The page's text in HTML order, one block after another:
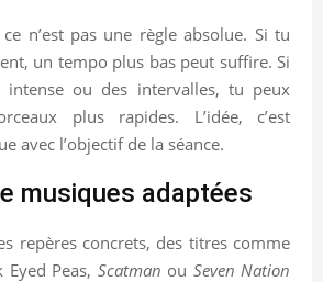
n’est pas une règle absolue. Si tu
un tempo plus bas peut suffire. Si
ou des intervalles, tu peux
plus rapides. L’idée, c’est
avec l’objectif de la séance.
musiques adaptées
repères concrets, des titres comme
Peas, Scatman ou Seven Nation